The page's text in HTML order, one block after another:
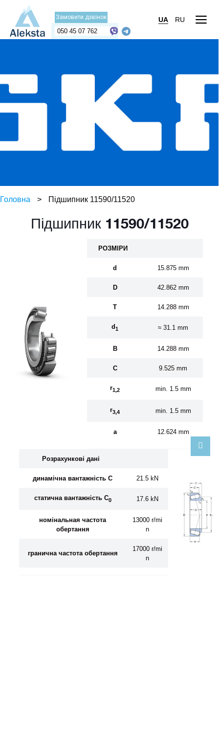
Замовити дзвінок
050 45 07 762
UA RU
Головна > Підшипник 11590/11520
Підшипник 11590/11520
РОЗМ РИ
d 15.875 mm
D 42.862 mm
T 14.288 mm
d1 ≈ 31.1 mm
B 14.288 mm
C 9.525 mm
r1,2 min. 1.5 mm
r3,4 min. 1.5 mm
a 12.624 mm
Розрахункові дані
динамічна вантажність C 21.5 kN
статична вантажність C0 17.6 kN
номінальная частота
обертання
13000 r/mi
n
гранична частота обертання
17000 r/mi
n